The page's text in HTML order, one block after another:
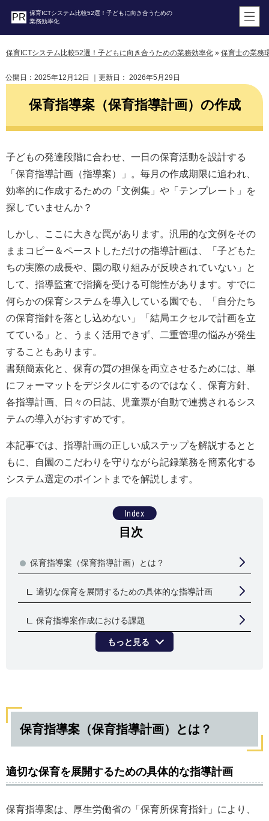
保育ICTシステム比較52選！子どもに向き合うための
業務効率化
保育ICTシステム比較52選！子どもに向き合うための業務効率化 » 保育士の業務
公開日： 2025年12月12日 ｜更新日： 2026年5月29日
保育指導案（保育指導計画）の作成
子どもの発達段階に合わせ、一日の保育活動を設計する
「保育指導計画（指導案）」。毎月の作成期限に追われ、
効率的に作成するための「文例集」や「テンプレート」を
探していませんか？
しかし、ここに大きな罠があります。汎用的な文例をその
ままコピー＆ペーストしただけの指導計画は、「子どもた
ちの実際の成長や、園の取り組みが反映されていない」と
して、指導監査で指摘を受ける可能性があります。すでに
何らかの保育システムを導入している園でも、「自分たち
の保育指針を落とし込めない」「結局エクセルで計画を立
てている」と、うまく活用できず、二重管理の悩みが発生
することもあります。
書類簡素化と、保育の質の担保を両立させるためには、単
にフォーマットをデジタルにするのではなく、保育方針、
各指導計画、日々の日誌、児童票が自動で連携されるシス
テムの導入がおすすめです。
本記事では、指導計画の正しい成ステップを解説するとと
もに、自園のこだわりを守りながら記録業務を簡素化する
システム選定のポイントまでを解説します。
保育指導案（保育指導計画）とは？
適切な保育を展開するための具体的な指導計画
保育指導案作成における課題
もっと見る
保育指導案（保育指導計画）とは？
適切な保育を展開するための具体的な指導計画
保育指導案は、厚生労働省の「保育所保育指針」により、